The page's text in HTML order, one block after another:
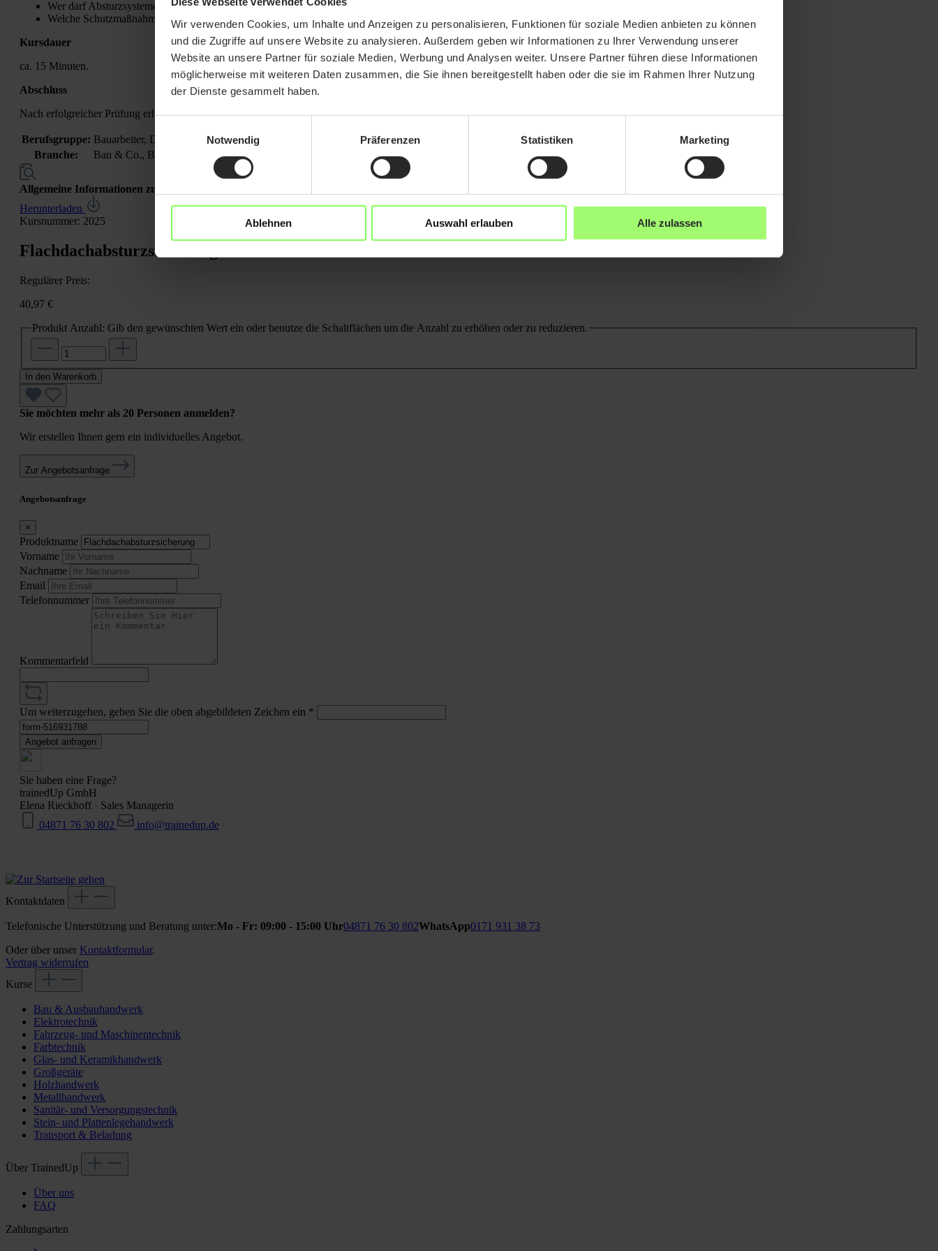
Wir verwenden Cookies, um Inhalte und Anzeigen zu personalisieren, Funktionen für soziale Medien anbieten zu können
und die Zugriffe auf unsere Website zu analysieren. Außerdem geben wir Informationen zu Ihrer Verwendung unserer
Website an unsere Partner für soziale Medien, Werbung und Analysen weiter. Unsere Partner führen diese Informationen
möglicherweise mit weiteren Daten zusammen, die Sie ihnen bereitgestellt haben oder die sie im Rahmen Ihrer Nutzung
der Dienste gesammelt haben.
Notwendig
Präferenzen Statistiken Marketing
Ablehnen Auswahl erlauben Alle zulassen
Wer darf Absturzsysteme von Flachdachabsturzsicherungen überprüfen?
Welche Schutzmaßnahmen sind zu beachten?
Kursdauer
ca. 15 Minuten.
Abschluss
Nach erfolgreicher Prüfung erhalten Sie ein Zertifikat.
Berufsgruppe: Bauarbeiter, Dachdecker, Zimmermann
Branche:
Bau & Co., Bau- und Ausbauhandwerk, Handwerk & Co.
Allgemeine Informationen zu Jahresunterweisungen
Herunterladen
Kursnummer: 2025
Flachdachabsturzsicherung
Regulärer Preis:
40,97 €
Produkt Anzahl: Gib den gewünschten Wert ein oder benutze die Schaltflächen um die Anzahl zu erhöhen oder zu reduzieren.
In den Warenkorb
Sie möchten mehr als 20 Personen anmelden?
Wir erstellen Ihnen gern ein individuelles Angebot.
Zur Angebotsanfrage
Angebotsanfrage
×
Produktname
Vorname
Nachname
Email
Telefonnummer
Kommentarfeld
Um weiterzugehen, geben Sie die oben abgebildeten Zeichen ein *
Angebot anfragen
Sie haben eine Frage?
trainedUp GmbH
Elena Rieckhoff · Sales Managerin
04871 76 30 802
info@trainedup.de
Kontaktdaten
Telefonische Unterstützung und Beratung unter:Mo - Fr: 09:00 - 15:00 Uhr04871 76 30 802WhatsApp0171 931 38 73
Oder über unser Kontaktformular.
Vertrag widerrufen
Kurse
Bau & Ausbauhandwerk
Elektrotechnik
Fahrzeug- und Maschinentechnik
Farbtechnik
Glas- und Keramikhandwerk
Großgeräte
Holzhandwerk
Metallhandwerk
Sanitär- und Versorgungstechnik
Stein- und Plattenlegehandwerk
Transport & Beladung
Über TrainedUp
Über uns
FAQ
Zahlungsarten